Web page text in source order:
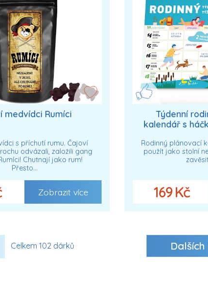
medvídci Rumíci
s příchutí rumu. Čajoví
odvázali, založili gang
Chutnají jako rum!
Přesto…
Zobrazit více
Týdenní
kalendář s
Rodinný plánovací
použít jako stolní
169 Kč
Celkem 102 dárků Dalších